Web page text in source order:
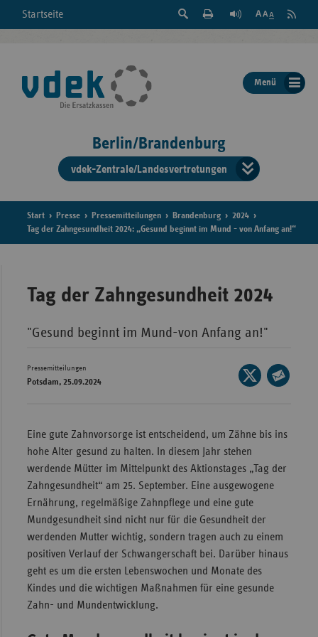
Startseite
Suche
der
Seite
Feed
Menü
Berlin/Brandenburg
vdek-Zentrale/Landesvertretungen
der
Start Presse Pressemitteilungen Brandenburg
2024
Tag der Zahngesundheit 2024: „Gesund beginnt im Mund - von Anfang an!“
Tag der Zahngesundheit 2024
"Gesund beginnt im Mund-von Anfang an!"
Pressemitteilungen
Potsdam, 25.09.2024
Seite
auf
Eine gute Zahnvorsorge ist entscheidend, um Zähne bis ins
hohe Alter gesund zu halten. In diesem Jahr stehen
werdende Mütter im Mittelpunkt des Aktionstages „Tag der
Zahngesundheit“ am 25. September. Eine ausgewogene
Ernährung, regelmäßige Zahnpflege und eine gute
Mundgesundheit sind nicht nur für die Gesundheit der
werdenden Mutter wichtig, sondern tragen auch zu einem
positiven Verlauf der Schwangerschaft bei. Darüber hinaus
geht es um die ersten Lebenswochen und Monate des
Kindes und die wichtigen Maßnahmen für eine gesunde
Zahn- und Mundentwicklung.